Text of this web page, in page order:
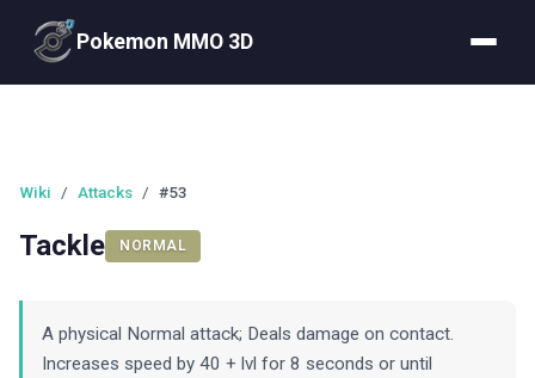
Pokemon MMO 3D
Wiki / Attacks / #53
Tackle NORMAL
A physical Normal attack; Deals damage on contact.
Increases speed by 40 + lvl for 8 seconds or until